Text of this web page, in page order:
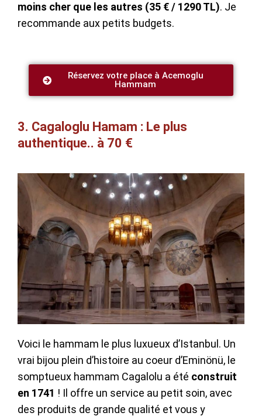
moins cher que les autres (35 € / 1290 TL). Je
recommande aux petits budgets.
Réservez votre place à Acemoglu
Hammam
3. Cagaloglu Hamam : Le plus
authentique.. à 70 €
Voici le hammam le plus luxueux d’Istanbul. Un
vrai bijou plein d’histoire au coeur d’Eminönü, le
somptueux hammam Cagalolu a été construit
en 1741 ! Il offre un service au petit soin, avec
des produits de grande qualité et vous y